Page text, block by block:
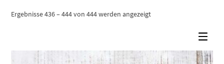
Ergebnisse 436 – 444 von 444 werden angezeigtNach